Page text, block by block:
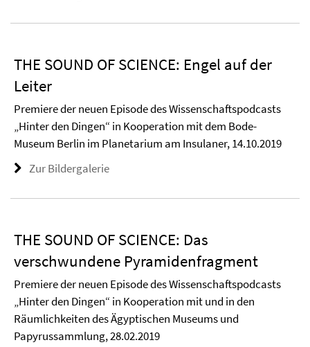
THE SOUND OF SCIENCE: Engel auf der
Leiter
Premiere der neuen Episode des Wissenschaftspodcasts
„Hinter den Dingen“ in Kooperation mit dem Bode-
Museum Berlin im Planetarium am Insulaner, 14.10.2019
Zur Bildergalerie
THE SOUND OF SCIENCE: Das
verschwundene Pyramidenfragment
Premiere der neuen Episode des Wissenschaftspodcasts
„Hinter den Dingen“ in Kooperation mit und in den
Räumlichkeiten des Ägyptischen Museums und
Papyrussammlung, 28.02.2019